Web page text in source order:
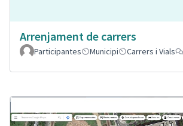
Arrenjament de carrers
Participantes
Municipi Carrers i Vials